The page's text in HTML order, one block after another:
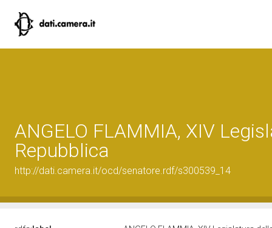
ANGELO FLAMMIA, XIV
Repubblica
http://dati.camera.it/ocd/senatore.rdf/s300539_14